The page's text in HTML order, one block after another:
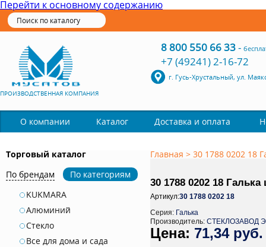
Перейти к основному содержанию
ПРОИЗВОДСТВЕННАЯ КОМПАНИЯ
8 800 550 66 33-
+7 (49241) 2-16-72
г. Гусь-Хрустальный, ул.
О компании Каталог Доставка и оплата
Торговый каталог
По брендам
По категориям
KUKMARA
Алюминий
Стекло
Все для дома и сада
Главная > 30 1788 0202 18
30 1788 0202 18
Артикул:30 1788 0202 18
Серия: Галька
Производитель: СТЕКЛОЗАВОД
71,34 руб.